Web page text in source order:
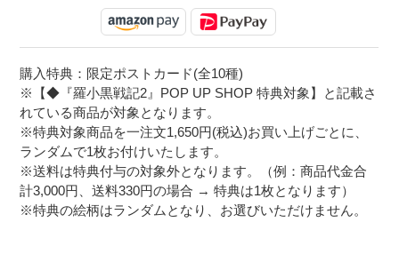
購入特典：限定ポストカード(全10種)
※【◆『羅小黒戦記2』POP UP SHOP 特典対象】と記載さ
れている商品が対象となります。
※特典対象商品を一注文1,650円(税込)お買い上げごとに、
ランダムで1枚お付けいたします。
※送料は特典付与の対象外となります。（例：商品代金合
計3,000円、送料330円の場合 → 特典は1枚となります）
※特典の絵柄はランダムとなり、お選びいただけません。